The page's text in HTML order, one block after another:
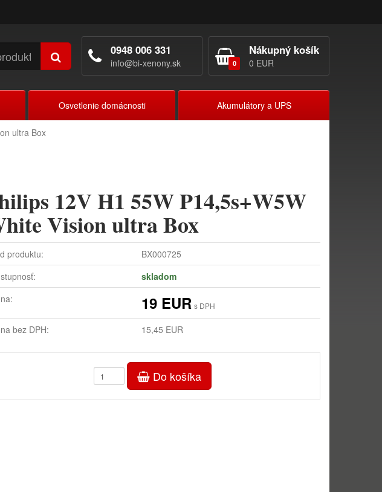
0
Nákupný košík
0 EUR
0948 006 331
info@bi-xenony.sk
Osvetlenie domácnosti Akumulátory a UPS
ultra Box
12V H1 55W P14,5s+W5W
Vision ultra Box
produktu:
BX000725
skladom
19 EUR s DPH
bez DPH: 15,45 EUR
Do košíka